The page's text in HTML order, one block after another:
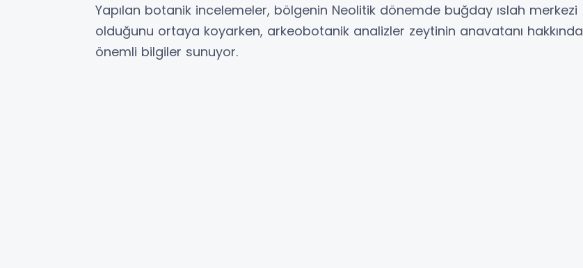
Yapılan botanik incelemeler, bölgenin Neolitik dönemde buğday ıslah merkezi
olduğunu ortaya koyarken, arkeobotanik analizler zeytinin anavatanı hakkında
önemli bilgiler sunuyor.